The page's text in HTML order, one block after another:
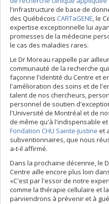
l'infrastructure de base de
des Québécois CARTaGENE, le
expertise exceptionnelle lui
promesses de la médecine
le cas des maladies rares.
Le Dr Moreau rappelle par
communauté de la recherche
façonne l'identité du Centre et
l'amélioration des soins et de
talent de nos chercheurs,
personnel de soutien
l'Université de Montréal et de
de même qu'à l'indispensable
Fondation CHU Sainte-Justine et
subventionnaires, que nous
a-t-il affirmé.
Dans la prochaine décennie, le
Centre aille encore plus loin
«C'est par l'essor de notre
comme la thérapie cellulaire et
parviendrons à prévenir et à